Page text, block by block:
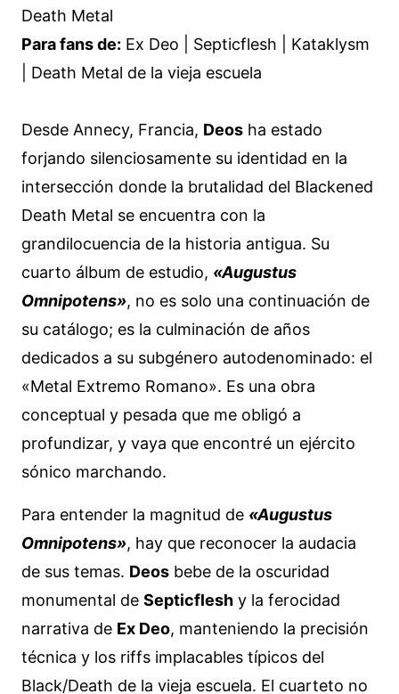
Death Metal
Para fans de: Ex Deo | Septicflesh | Kataklysm
| Death Metal de la vieja escuela
Desde Annecy, Francia, Deos ha estado
forjando silenciosamente su identidad en la
intersección donde la brutalidad del Blackened
Death Metal se encuentra con la
grandilocuencia de la historia antigua. Su
cuarto álbum de estudio, «Augustus
Omnipotens», no es solo una continuación de
su catálogo; es la culminación de años
dedicados a su subgénero autodenominado: el
«Metal Extremo Romano». Es una obra
conceptual y pesada que me obligó a
profundizar, y vaya que encontré un ejército
sónico marchando.
Para entender la magnitud de «Augustus
Omnipotens», hay que reconocer la audacia
de sus temas. Deos bebe de la oscuridad
monumental de Septicflesh y la ferocidad
narrativa de Ex Deo, manteniendo la precisión
técnica y los riffs implacables típicos del
Black/Death de la vieja escuela. El cuarteto no